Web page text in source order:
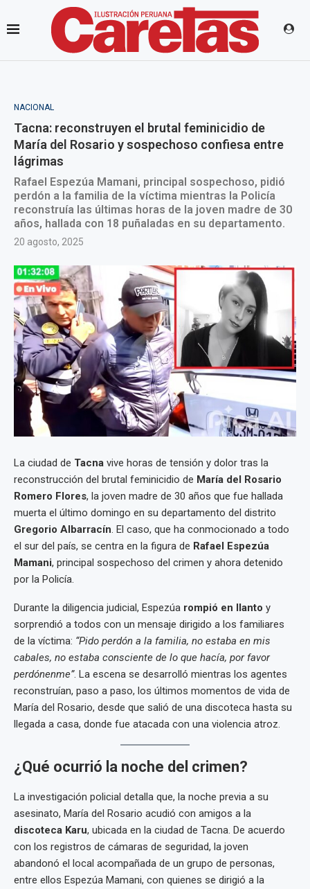
NACIONAL
Tacna: reconstruyen el brutal feminicidio de
María del Rosario y sospechoso confiesa entre
lágrimas
Rafael Espezúa Mamani, principal sospechoso, pidió
perdón a la familia de la víctima mientras la Policía
reconstruía las últimas horas de la joven madre de 30
años, hallada con 18 puñaladas en su departamento.
20 agosto, 2025
La ciudad de Tacna vive horas de tensión y dolor tras la
reconstrucción del brutal feminicidio de María del Rosario
Romero Flores, la joven madre de 30 años que fue hallada
muerta el último domingo en su departamento del distrito
Gregorio Albarracín. El caso, que ha conmocionado a todo
el sur del país, se centra en la figura de Rafael Espezúa
Mamani, principal sospechoso del crimen y ahora detenido
por la Policía.
Durante la diligencia judicial, Espezúa rompió en llanto y
sorprendió a todos con un mensaje dirigido a los familiares
de la víctima: “Pido perdón a la familia, no estaba en mis
cabales, no estaba consciente de lo que hacía, por favor
perdónenme”. La escena se desarrolló mientras los agentes
reconstruían, paso a paso, los últimos momentos de vida de
María del Rosario, desde que salió de una discoteca hasta su
llegada a casa, donde fue atacada con una violencia atroz.
¿Qué ocurrió la noche del crimen?
La investigación policial detalla que, la noche previa a su
asesinato, María del Rosario acudió con amigos a la
discoteca Karu, ubicada en la ciudad de Tacna. De acuerdo
con los registros de cámaras de seguridad, la joven
abandonó el local acompañada de un grupo de personas,
entre ellos Espezúa Mamani, con quienes se dirigió a la